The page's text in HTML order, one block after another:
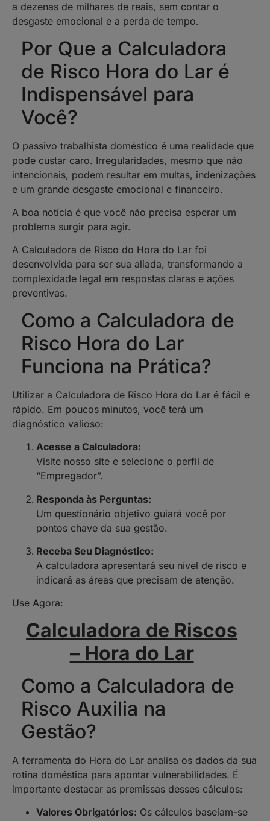
a dezenas de milhares de reais, sem contar o
desgaste emocional e a perda de tempo.
Por Que a Calculadora
de Risco Hora do Lar é
Indispensável para
Você?
O passivo trabalhista doméstico é uma realidade que
pode custar caro. Irregularidades, mesmo que não
intencionais, podem resultar em multas, indenizações
e um grande desgaste emocional e financeiro.
A boa notícia é que você não precisa esperar um
problema surgir para agir.
A Calculadora de Risco do Hora do Lar foi
desenvolvida para ser sua aliada, transformando a
complexidade legal em respostas claras e ações
preventivas.
Como a Calculadora de
Risco Hora do Lar
Funciona na Prática?
Utilizar a Calculadora de Risco Hora do Lar é fácil e
rápido. Em poucos minutos, você terá um
diagnóstico valioso:
Acesse a Calculadora:
Visite nosso site e selecione o perfil de
“Empregador”.
Responda às Perguntas:
Um questionário objetivo guiará você por
pontos chave da sua gestão.
Receba Seu Diagnóstico:
A calculadora apresentará seu nível de risco e
indicará as áreas que precisam de atenção.
Use Agora:
Calculadora de Riscos
– Hora do Lar
Como a Calculadora de
Risco Auxilia na
Gestão?
A ferramenta do Hora do Lar analisa os dados da sua
rotina doméstica para apontar vulnerabilidades. É
importante destacar as premissas desses cálculos:
Valores Obrigatórios: Os cálculos baseiam-se